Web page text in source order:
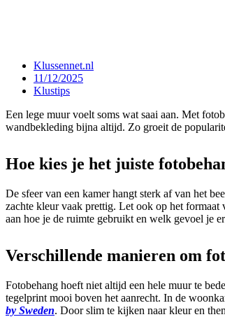
Klussennet.nl
11/12/2025
Klustips
Een lege muur voelt soms wat saai aan. Met
wandbekleding bijna altijd. Zo groeit de
Hoe kies je het juiste
De sfeer van een kamer hangt sterk af van het
zachte kleur vaak prettig. Let ook op het
aan hoe je de ruimte gebruikt en welk gevoel je
Verschillende manieren om
Fotobehang hoeft niet altijd een hele muur te
tegelprint mooi boven het aanrecht. In de
by Sweden. Door slim te kijken naar kleur en